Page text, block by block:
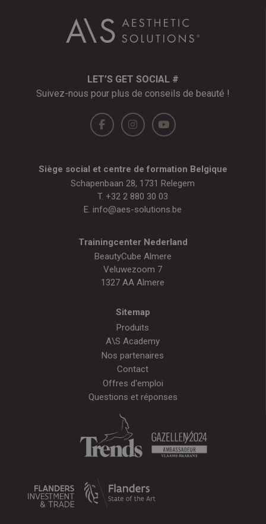
LET’S GET SOCIAL #
Suivez-nous pour plus de conseils de beauté !
Siège social et centre de formation Belgique
Schapenbaan 28, 1731 Relegem
T. +32 2 880 30 03
E. info@aes-solutions.be
Trainingcenter Nederland
BeautyCube Almere
Veluwezoom 7
1327 AA Almere
Sitemap
Produits
A\S Academy
Nos partenaires
Contact
Offres d'emploi
Questions et réponses